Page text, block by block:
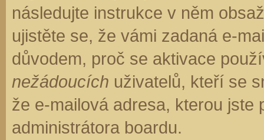
následujte instrukce v něm
ujistěte se, že vámi zadaná e-
důvodem, proč se aktivace
nežádoucích uživatelů, kteří se
že e-mailová adresa, kterou jste
administrátora boardu.